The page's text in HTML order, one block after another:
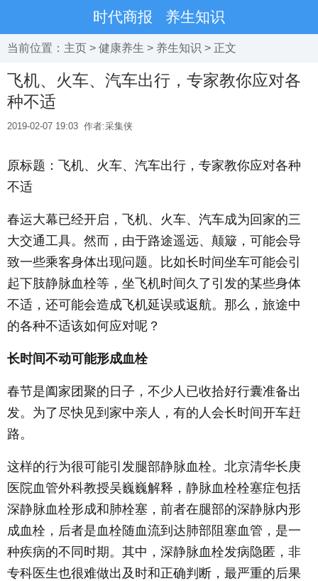
时代商报 养生知识
当前位置： 主页 > 健康养生 > 养生知识 > 正文
飞机、火车、汽车出行，专家教你应对各
种不适
2019-02-07 19:03 作者:采集侠
原标题：飞机、火车、汽车出行，专家教你应对各种
不适
春运大幕已经开启，飞机、火车、汽车成为回家的三
大交通工具。然而，由于路途遥远、颠簸，可能会导
致一些乘客身体出现问题。比如长时间坐车可能会引
起下肢静脉血栓等，坐飞机时间久了引发的某些身体
不适，还可能会造成飞机延误或返航。那么，旅途中
的各种不适该如何应对呢？
长时间不动可能形成血栓
春节是阖家团聚的日子，不少人已收拾好行囊准备出
发。为了尽快见到家中亲人，有的人会长时间开车赶
路。
这样的行为很可能引发腿部静脉血栓。北京清华长庚
医院血管外科教授吴巍巍解释，静脉血栓栓塞症包括
深静脉血栓形成和肺栓塞，前者在腿部的深静脉内形
成血栓，后者是血栓随血流到达肺部阻塞血管，是一
种疾病的不同时期。其中，深静脉血栓发病隐匿，非
专科医生也很难做出及时和正确判断，最严重的后果